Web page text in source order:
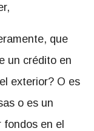
que
un crédito en
exterior? O es
o es un
fondos en el